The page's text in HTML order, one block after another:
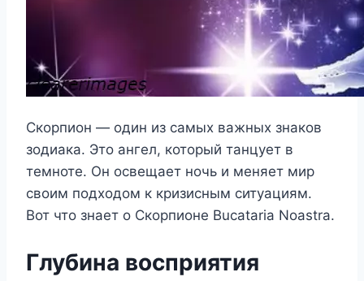
Скорпион — один из самых важных знаков
зодиака. Это ангел, который танцует в
темноте. Он освещает ночь и меняет мир
своим подходом к кризисным ситуациям.
Вот что знает о Скорпионе Bucataria Noastra.
Глубина восприятия